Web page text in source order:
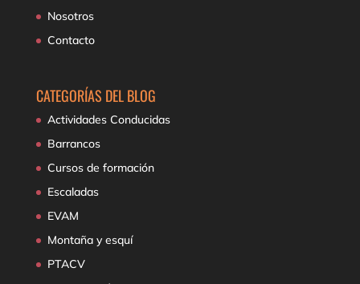
Nosotros
Contacto
CATEGORÍAS DEL BLOG
Actividades Conducidas
Barrancos
Cursos de formación
Escaladas
EVAM
Montaña y esquí
PTACV